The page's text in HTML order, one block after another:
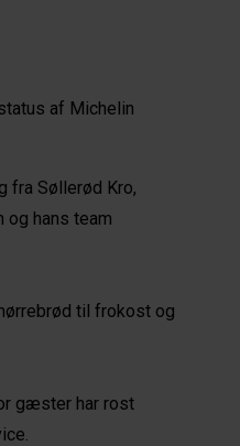
af Michelin
fra Søllerød Kro,
og hans team
til frokost og
gæster har rost